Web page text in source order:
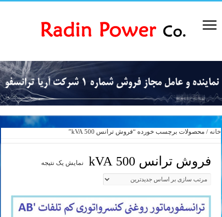
خانه / محصولات برچسب خورده “فروش ترانس 500 kVA”
فروش ترانس 500 kVA نمایش یک نتیجه